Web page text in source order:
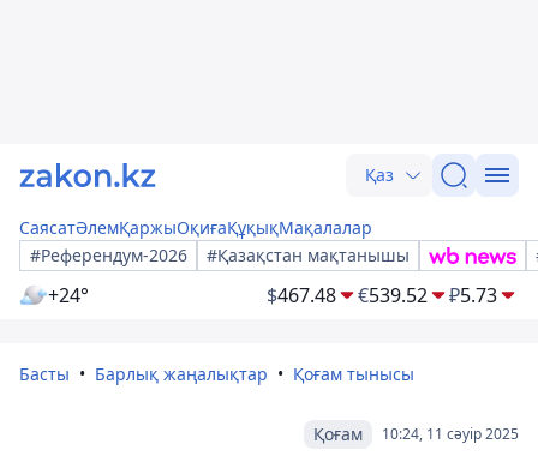
Қаз
СаясатӘлемҚаржыОқиғаҚұқықМақалалар
#Референдум-2026
#Қазақстан мақтанышы
+24° $467.48 €539.52 ₽5.73
Басты Барлық жаңалықтар Қоғам тынысы
10:24, 11 сәуір 2025
Қоғам